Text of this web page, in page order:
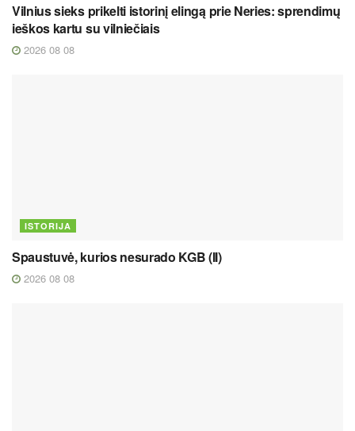
Vilnius sieks prikelti istorinį elingą prie Neries: sprendimų
ieškos kartu su vilniečiais
2026 08 08
ISTORIJA
Spaustuvė, kurios nesurado KGB (II)
2026 08 08